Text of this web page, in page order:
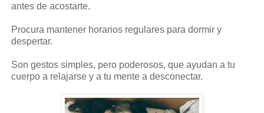
antes de acostarte.
Procura mantener horarios regulares para dormir y
despertar.
Son gestos simples, pero poderosos, que ayudan a tu
cuerpo a relajarse y a tu mente a desconectar.